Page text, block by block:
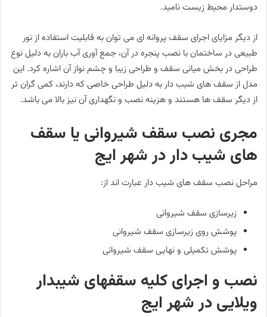
دوستدار محیط زیست نامید.
از دیگر مزایای اجرای سقف پروانه ای می توان به قابلیت استفاده از نور
طبیعی در ساختمان با نصب پنجره در آن، جمع آوری آب باران به دلیل نوع
طراحی در بخش میانی سقف و طراحی زیبا و چشم نواز آن اشاره کرد. این
مدل از سقف های شیب دار به دلیل طراحی خاصی که دارند، کمی گران تر
از دیگر سقف ها هستند و هزینه نصب و نگهداری آن نیز بالا می باشد.
مجری نصب سقف شیروانی یا سقف
های شیب دار در شهر ایج
مراحل نصب سقف های شیب دار عبارت اند از:
زیرسازی سقف شیروانی
پوشش روی زیرسازی سقف شیروانی
پوشش تکمیلی و نهایی سقف شیروانی
نصب و اجرای کلیه سقفهای شیبدار
ویلایی در شهر ایج